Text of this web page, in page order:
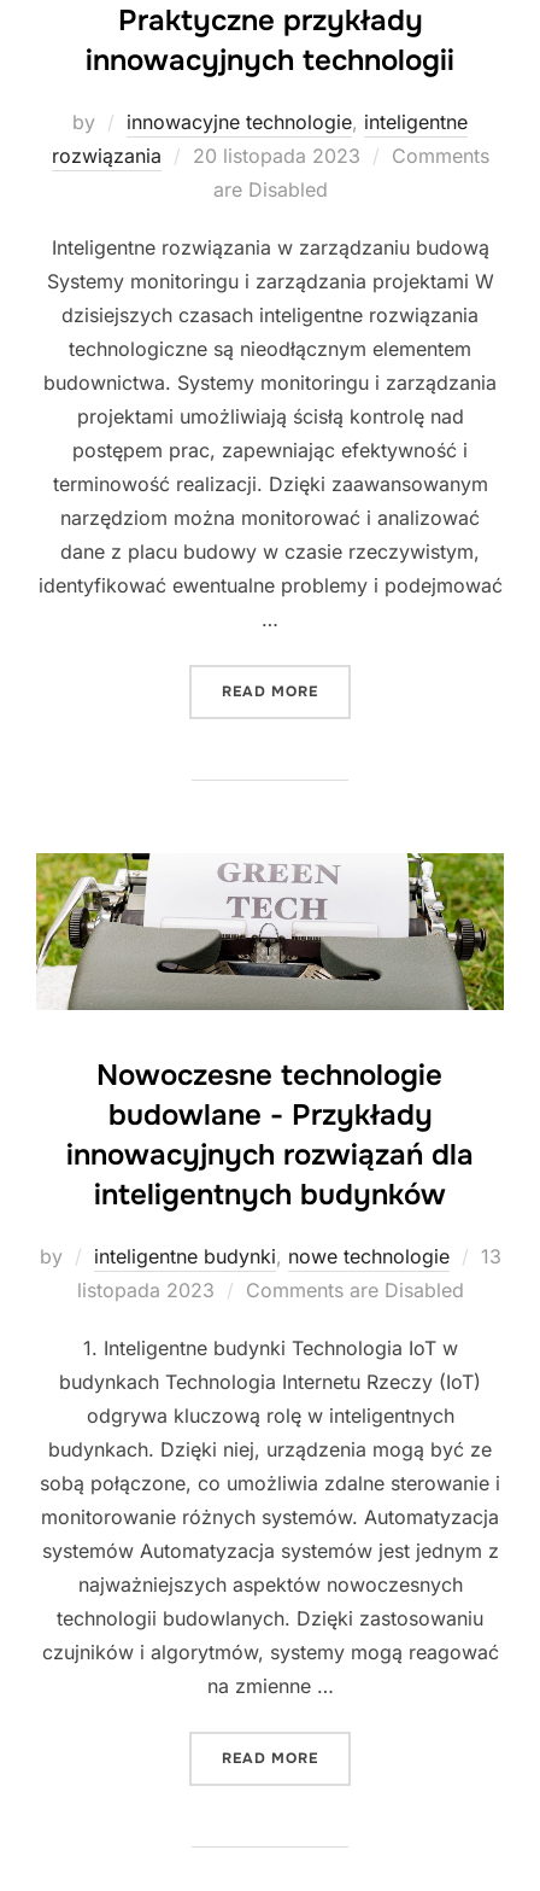
Praktyczne przykłady
innowacyjnych technologii
by innowacyjne technologie, inteligentne
rozwiązania
Posted
on
20 listopada 2023
Comments
are Disabled
Inteligentne rozwiązania w zarządzaniu budową
Systemy monitoringu i zarządzania projektami W
dzisiejszych czasach inteligentne rozwiązania
technologiczne są nieodłącznym elementem
budownictwa. Systemy monitoringu i zarządzania
projektami umożliwiają ścisłą kontrolę nad
postępem prac, zapewniając efektywność i
terminowość realizacji. Dzięki zaawansowanym
narzędziom można monitorować i analizować
dane z placu budowy w czasie rzeczywistym,
identyfikować ewentualne problemy i podejmować
…
READ MORE
Nowoczesne technologie
budowlane - Przykłady
innowacyjnych rozwiązań dla
inteligentnych budynków
by inteligentne budynki, nowe technologie
13
listopada 2023
Comments are Disabled
1. Inteligentne budynki Technologia IoT w
budynkach Technologia Internetu Rzeczy (IoT)
odgrywa kluczową rolę w inteligentnych
budynkach. Dzięki niej, urządzenia mogą być ze
sobą połączone, co umożliwia zdalne sterowanie i
monitorowanie różnych systemów. Automatyzacja
systemów Automatyzacja systemów jest jednym z
najważniejszych aspektów nowoczesnych
technologii budowlanych. Dzięki zastosowaniu
czujników i algorytmów, systemy mogą reagować
na zmienne …
READ MORE